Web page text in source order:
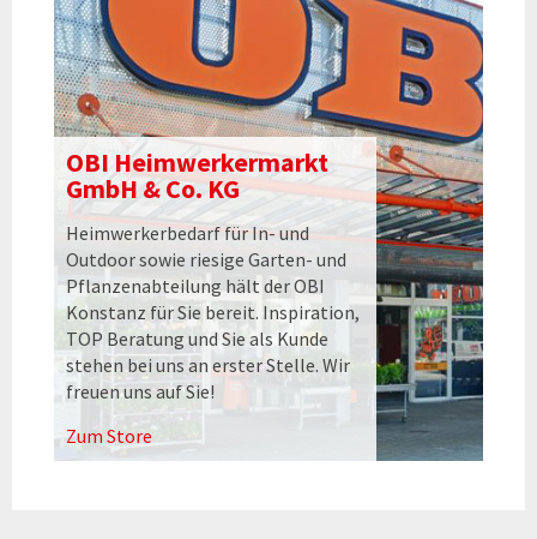
OBI Heimwerkermarkt
GmbH & Co. KG
Heimwerkerbedarf für In- und
Outdoor sowie riesige Garten- und
Pflanzenabteilung hält der OBI
Konstanz für Sie bereit. Inspiration,
TOP Beratung und Sie als Kunde
stehen bei uns an erster Stelle. Wir
freuen uns auf Sie!
Zum Store